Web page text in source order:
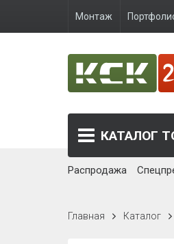
Монтаж
КАТАЛОГ
Распродажа
Главная Каталог